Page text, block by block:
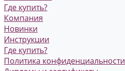
Где купить?
Компания
Новинки
Инструкции
Где купить?
Политика конфиденциальности